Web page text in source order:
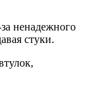
ненадежного
стуки.